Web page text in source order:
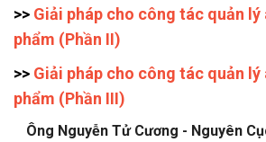
>> Giải pháp cho công tác quản
phẩm (Phần II)
>> Giải pháp cho công tác quản
phẩm (Phần III)
Ông Nguyễn Tử Cương - Nguyên